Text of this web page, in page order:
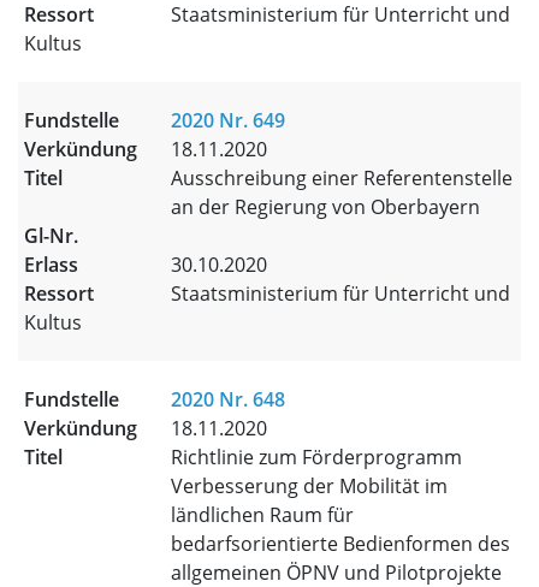
Staatsministerium für Unterricht und
Kultus
2020 Nr. 649
18.11.2020
Ausschreibung einer Referentenstelle
an der Regierung von Oberbayern
30.10.2020
Staatsministerium für Unterricht und
Kultus
2020 Nr. 648
18.11.2020
Richtlinie zum Förderprogramm
Verbesserung der Mobilität im
ländlichen Raum für
bedarfsorientierte Bedienformen des
allgemeinen ÖPNV und Pilotprojekte